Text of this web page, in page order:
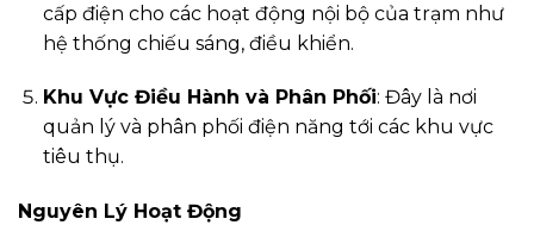
cấp điện cho các hoạt động nội bộ của trạm như
hệ thống chiếu sáng, điều khiển.
Khu Vực Điều Hành và Phân Phối: Đây là nơi
quản lý và phân phối điện năng tới các khu vực
tiêu thụ.
Nguyên Lý Hoạt Động